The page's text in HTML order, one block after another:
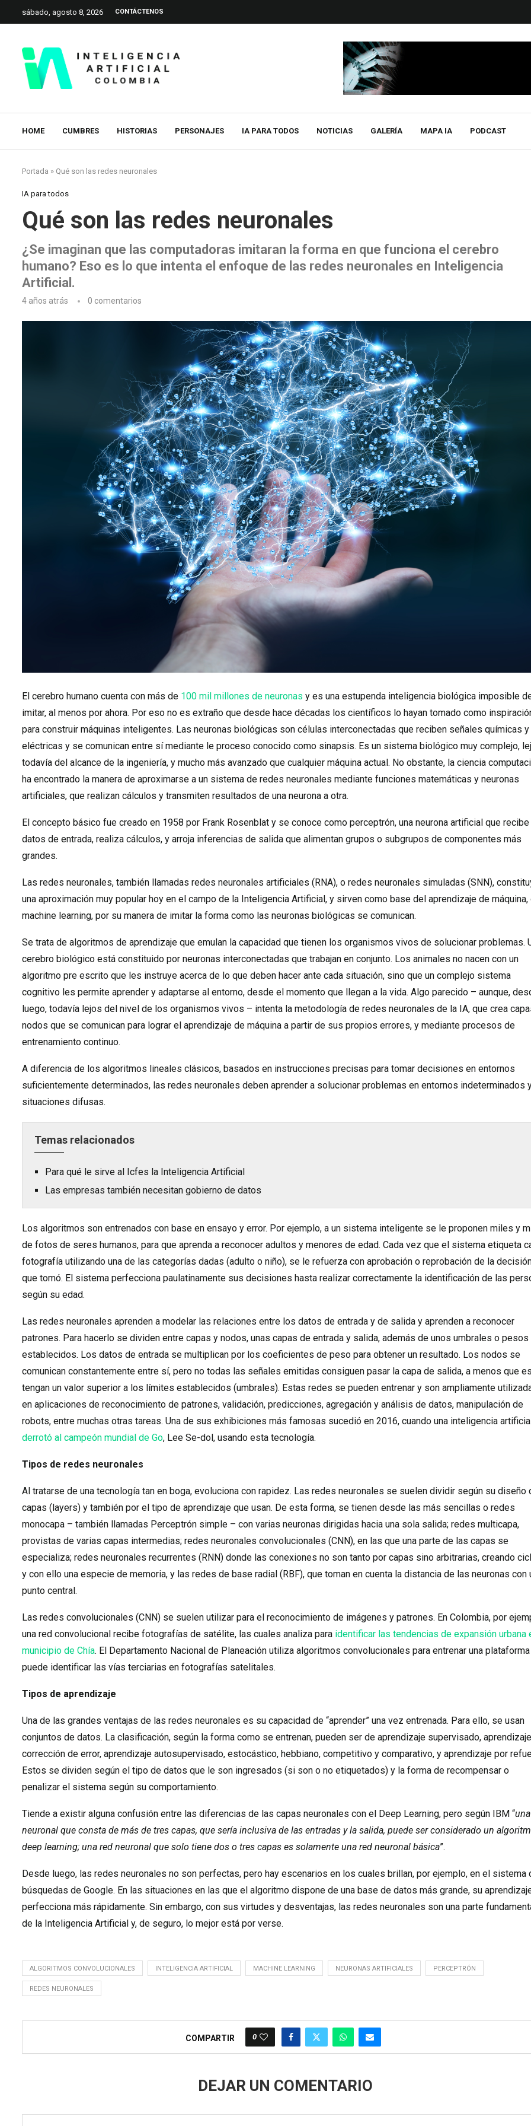
sábado, agosto 8, 2026 CONTÁCTENOS
HOME CUMBRES HISTORIAS PERSONAJES IA PARA TODOS NOTICIAS GALERÍA MAPA IA PODCAST
Portada » Qué son las redes neuronales
IA para todos
Qué son las redes neuronales
¿Se imaginan que las computadoras imitaran la forma en que funciona el cerebro
humano? Eso es lo que intenta el enfoque de las redes neuronales en Inteligencia
Artificial.
4 años atrás 0 comentarios
El cerebro humano cuenta con más de 100 mil millones de neuronas y es una estupenda inteligencia biológica imposible
imitar, al menos por ahora. Por eso no es extraño que desde hace décadas los científicos lo hayan tomado como
para construir máquinas inteligentes. Las neuronas biológicas son células interconectadas que reciben señales químicas y
eléctricas y se comunican entre sí mediante le proceso conocido como sinapsis. Es un sistema biológico muy complejo,
todavía del alcance de la ingeniería, y mucho más avanzado que cualquier máquina actual. No obstante, la ciencia
ha encontrado la manera de aproximarse a un sistema de redes neuronales mediante funciones matemáticas y neuronas
artificiales, que realizan cálculos y transmiten resultados de una neurona a otra.
El concepto básico fue creado en 1958 por Frank Rosenblat y se conoce como perceptrón, una neurona artificial que recibe
datos de entrada, realiza cálculos, y arroja inferencias de salida que alimentan grupos o subgrupos de componentes más
grandes.
Las redes neuronales, también llamadas redes neuronales artificiales (RNA), o redes neuronales simuladas (SNN),
una aproximación muy popular hoy en el campo de la Inteligencia Artificial, y sirven como base del aprendizaje de máquina,
machine learning, por su manera de imitar la forma como las neuronas biológicas se comunican.
Se trata de algoritmos de aprendizaje que emulan la capacidad que tienen los organismos vivos de solucionar problemas.
cerebro biológico está constituido por neuronas interconectadas que trabajan en conjunto. Los animales no nacen con un
algoritmo pre escrito que les instruye acerca de lo que deben hacer ante cada situación, sino que un complejo sistema
cognitivo les permite aprender y adaptarse al entorno, desde el momento que llegan a la vida. Algo parecido – aunque,
luego, todavía lejos del nivel de los organismos vivos – intenta la metodología de redes neuronales de la IA, que crea
nodos que se comunican para lograr el aprendizaje de máquina a partir de sus propios errores, y mediante procesos de
entrenamiento continuo.
A diferencia de los algoritmos lineales clásicos, basados en instrucciones precisas para tomar decisiones en entornos
suficientemente determinados, las redes neuronales deben aprender a solucionar problemas en entornos indeterminados
situaciones difusas.
Temas relacionados
Para qué le sirve al Icfes la Inteligencia Artificial
Las empresas también necesitan gobierno de datos
Los algoritmos son entrenados con base en ensayo y error. Por ejemplo, a un sistema inteligente se le proponen miles y
de fotos de seres humanos, para que aprenda a reconocer adultos y menores de edad. Cada vez que el sistema etiqueta
fotografía utilizando una de las categorías dadas (adulto o niño), se le refuerza con aprobación o reprobación de la
que tomó. El sistema perfecciona paulatinamente sus decisiones hasta realizar correctamente la identificación de las
según su edad.
Las redes neuronales aprenden a modelar las relaciones entre los datos de entrada y de salida y aprenden a reconocer
patrones. Para hacerlo se dividen entre capas y nodos, unas capas de entrada y salida, además de unos umbrales o pesos
establecidos. Los datos de entrada se multiplican por los coeficientes de peso para obtener un resultado. Los nodos se
comunican constantemente entre sí, pero no todas las señales emitidas consiguen pasar la capa de salida, a menos que
tengan un valor superior a los límites establecidos (umbrales). Estas redes se pueden entrenar y son ampliamente
en aplicaciones de reconocimiento de patrones, validación, predicciones, agregación y análisis de datos, manipulación de
robots, entre muchas otras tareas. Una de sus exhibiciones más famosas sucedió en 2016, cuando una inteligencia artificial
derrotó al campeón mundial de Go, Lee Se-dol, usando esta tecnología.
Tipos de redes neuronales
Al tratarse de una tecnología tan en boga, evoluciona con rapidez. Las redes neuronales se suelen dividir según su diseño
capas (layers) y también por el tipo de aprendizaje que usan. De esta forma, se tienen desde las más sencillas o redes
monocapa – también llamadas Perceptrón simple – con varias neuronas dirigidas hacia una sola salida; redes multicapa,
provistas de varias capas intermedias; redes neuronales convolucionales (CNN), en las que una parte de las capas se
especializa; redes neuronales recurrentes (RNN) donde las conexiones no son tanto por capas sino arbitrarias, creando
y con ello una especie de memoria, y las redes de base radial (RBF), que toman en cuenta la distancia de las neuronas con
punto central.
Las redes convolucionales (CNN) se suelen utilizar para el reconocimiento de imágenes y patrones. En Colombia, por
una red convolucional recibe fotografías de satélite, las cuales analiza para identificar las tendencias de expansión urbana
municipio de Chía. El Departamento Nacional de Planeación utiliza algoritmos convolucionales para entrenar una
puede identificar las vías terciarias en fotografías satelitales.
Tipos de aprendizaje
Una de las grandes ventajas de las redes neuronales es su capacidad de “aprender” una vez entrenada. Para ello, se usan
conjuntos de datos. La clasificación, según la forma como se entrenan, pueden ser de aprendizaje supervisado,
corrección de error, aprendizaje autosupervisado, estocástico, hebbiano, competitivo y comparativo, y aprendizaje por
Estos se dividen según el tipo de datos que le son ingresados (si son o no etiquetados) y la forma de recompensar o
penalizar el sistema según su comportamiento.
Tiende a existir alguna confusión entre las diferencias de las capas neuronales con el Deep Learning, pero según IBM “
neuronal que consta de más de tres capas, que sería inclusiva de las entradas y la salida, puede ser considerado un
deep learning; una red neuronal que solo tiene dos o tres capas es solamente una red neuronal básica”.
Desde luego, las redes neuronales no son perfectas, pero hay escenarios en los cuales brillan, por ejemplo, en el sistema
búsquedas de Google. En las situaciones en las que el algoritmo dispone de una base de datos más grande, su
perfecciona más rápidamente. Sin embargo, con sus virtudes y desventajas, las redes neuronales son una parte
de la Inteligencia Artificial y, de seguro, lo mejor está por verse.
ALGORITMOS CONVOLUCIONALES INTELIGENCIA ARTIFICIAL MACHINE LEARNING NEURONAS ARTIFICIALES PERCEPTRÓN
REDES NEURONALES
COMPARTIR 0
DEJAR UN COMENTARIO